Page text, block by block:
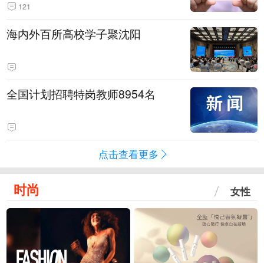
121
海内外百所高校学子聚沈阳
全国计划招聘特岗教师8954名
点击查看更多
时尚 女性